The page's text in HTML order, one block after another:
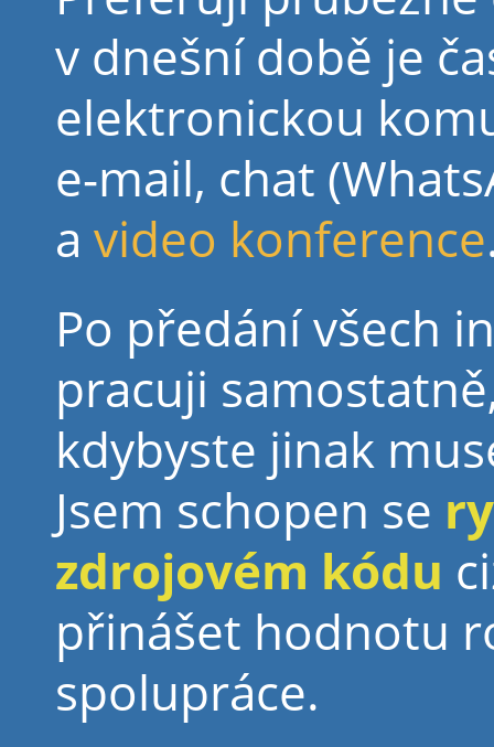
v dnešní době je
elektronickou
e-mail, chat
a video konference
Po předání všech
pracuji
kdybyste jinak
Jsem schopen se
zdrojovém kódu
přinášet hodnotu
spolupráce.